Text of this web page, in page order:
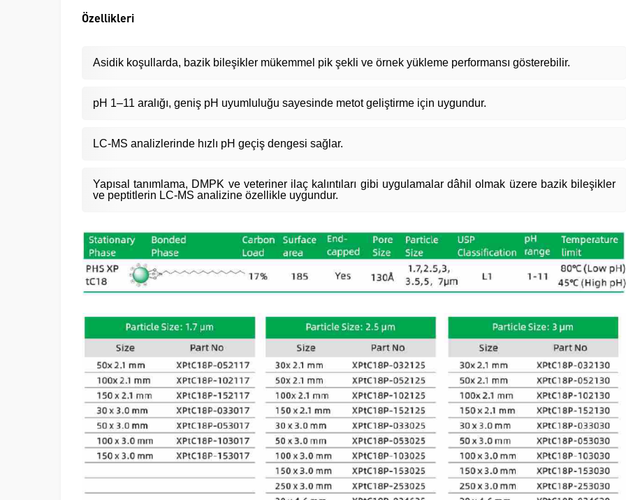
Özellikleri
Asidik koşullarda, bazik bileşikler mükemmel pik şekli ve örnek yükleme performansı gösterebilir.
pH 1–11 aralığı, geniş pH uyumluluğu sayesinde metot geliştirme için uygundur.
LC-MS analizlerinde hızlı pH geçiş dengesi sağlar.
Yapısal tanımlama, DMPK ve veteriner ilaç kalıntıları gibi uygulamalar dâhil olmak üzere bazik bileşikler
ve peptitlerin LC-MS analizine özellikle uygundur.